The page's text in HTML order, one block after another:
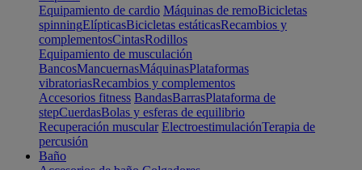
Equipamiento de cardio Máquinas de remoBicicletas
spinningElípticasBicicletas estáticasRecambios y
complementosCintasRodillos
Equipamiento de musculación
BancosMancuernasMáquinasPlataformas
vibratoriasRecambios y complementos
Accesorios fitness BandasBarrasPlataforma de
stepCuerdasBolas y esferas de equilibrio
Recuperación muscular ElectroestimulaciónTerapia de
percusión
Baño